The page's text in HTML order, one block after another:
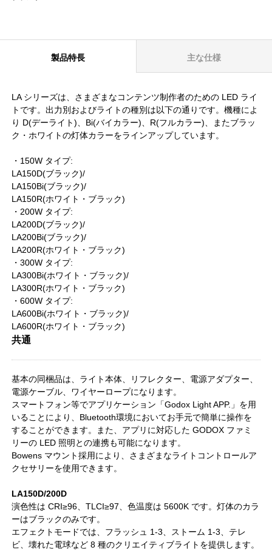
製品特長 主な仕様
LA シリーズは、さまざまなコンテンツ制作者のための LED ライ
トです。出力別およびライトの種別は以下の通りです。機種によ
り D(デーライト)、Bi(バイカラー)、R(フルカラー)、またブラッ
ク・ホワイトの灯体カラーをラインアップしています。
・150W タイプ:
LA150D(ブラック)/
LA150Bi(ブラック)/
LA150R(ホワイト・ブラック)
・200W タイプ:
LA200D(ブラック)/
LA200Bi(ブラック)/
LA200R(ホワイト・ブラック)
・300W タイプ:
LA300Bi(ホワイト・ブラック)/
LA300R(ホワイト・ブラック)
・600W タイプ:
LA600Bi(ホワイト・ブラック)/
LA600R(ホワイト・ブラック)
共通
基本の同梱品は、ライト本体、リフレクター、電源アダプター、
電源ケーブル、ワイヤーロープになります。
スマートフォン等でアプリケーション「Godox Light APP.」を用
いることにより、Bluetooth環境においてお手元で簡単に操作を
することができます。また、アプリに対応した GODOX ファミ
リーの LED 照明との連携も可能になります。
Bowens マウント採用により、さまざまなライトコントロールア
クセサリーを使用できます。
LA150D/200D
演色性は CRI≥96、TLCI≥97、色温度は 5600K です。灯体のカラ
ーはブラックのみです。
エフェクトモードでは、フラッシュ 1-3、ストーム 1-3、テレ
ビ、壊れた電球など 8 種のクリエイティブライトを提供します。